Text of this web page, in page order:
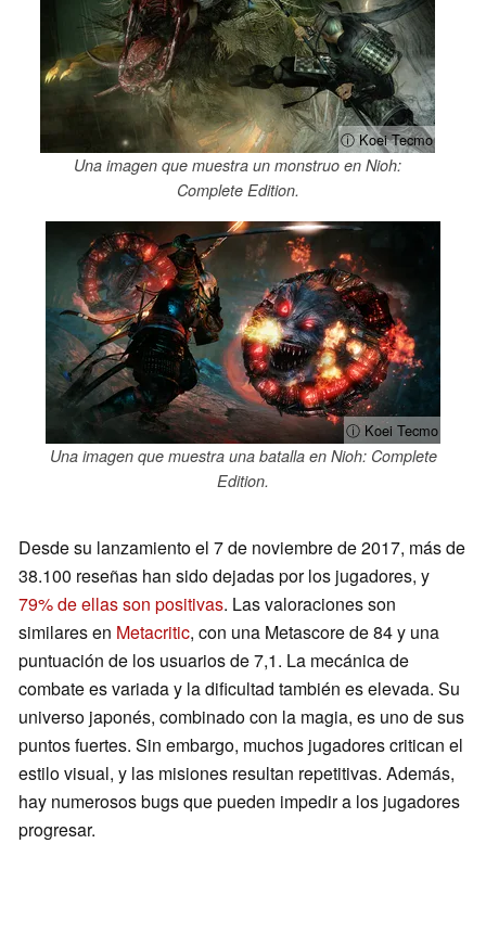
ⓘ Koei Tecmo
Una imagen que muestra un monstruo en Nioh:
Complete Edition.
ⓘ Koei Tecmo
Una imagen que muestra una batalla en Nioh: Complete
Edition.
Desde su lanzamiento el 7 de noviembre de 2017, más de
38.100 reseñas han sido dejadas por los jugadores, y
79% de ellas son positivas. Las valoraciones son
similares en Metacritic, con una Metascore de 84 y una
puntuación de los usuarios de 7,1. La mecánica de
combate es variada y la dificultad también es elevada. Su
universo japonés, combinado con la magia, es uno de sus
puntos fuertes. Sin embargo, muchos jugadores critican el
estilo visual, y las misiones resultan repetitivas. Además,
hay numerosos bugs que pueden impedir a los jugadores
progresar.